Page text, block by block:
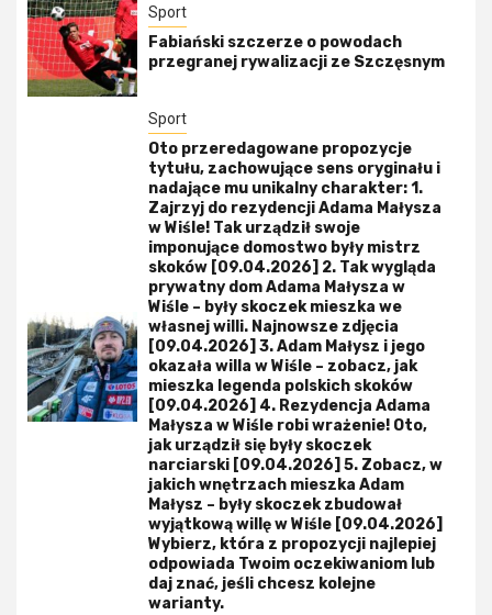
Sport
Fabiański szczerze o powodach
przegranej rywalizacji ze Szczęsnym
Sport
Oto przeredagowane propozycje
tytułu, zachowujące sens oryginału i
nadające mu unikalny charakter: 1.
Zajrzyj do rezydencji Adama Małysza
w Wiśle! Tak urządził swoje
imponujące domostwo były mistrz
skoków [09.04.2026] 2. Tak wygląda
prywatny dom Adama Małysza w
Wiśle – były skoczek mieszka we
własnej willi. Najnowsze zdjęcia
[09.04.2026] 3. Adam Małysz i jego
okazała willa w Wiśle – zobacz, jak
mieszka legenda polskich skoków
[09.04.2026] 4. Rezydencja Adama
Małysza w Wiśle robi wrażenie! Oto,
jak urządził się były skoczek
narciarski [09.04.2026] 5. Zobacz, w
jakich wnętrzach mieszka Adam
Małysz – były skoczek zbudował
wyjątkową willę w Wiśle [09.04.2026]
Wybierz, która z propozycji najlepiej
odpowiada Twoim oczekiwaniom lub
daj znać, jeśli chcesz kolejne
warianty.